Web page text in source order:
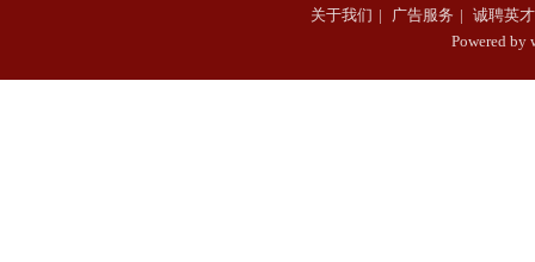
关于我们 | 广告服务 | 诚聘英才
Powered by